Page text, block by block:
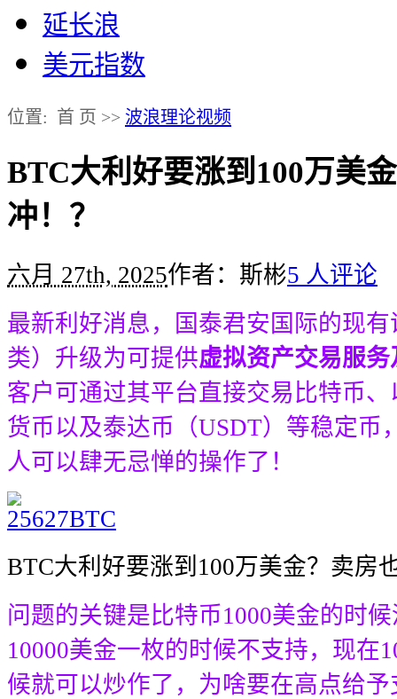
延长浪
美元指数
位置: 首 页 >> 波浪理论视频
BTC大利好要涨到100万美
冲！？
六月 27th, 2025作者：斯彬5 人评论
最新利好消息，国泰君安国际的现
类）升级为可提供‌虚拟资产交易服
客户可通过其平台直接交易比特币
货币以及泰达币（USDT）等稳定币
人可以肆无忌惮的操作了！
BTC大利好要涨到100万美金？卖房
问题的关键是比特币1000美金的时
10000美金一枚的时候不支持，现在
候就可以炒作了，为啥要在高点给